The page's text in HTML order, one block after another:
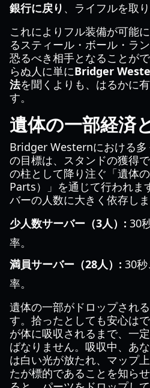
銀行に戻り 、ライフルを取り
これによりフル装備が可能
るスティール・ボール・ラ
恐るべき相手となることが
らぬ人に単にBridger
法を聞くよりも、はるかに
す。
遺体の一部経済
Bridger Westernにおける多
の目標は、スタンドの獲得
の柱として降り注ぐ「遺体
Parts）」を通じて行われま
バーの人数に大きく依存しま
少人数サーバー（3人）: 30
率。
満員サーバー（28人）: 30
率。
遺体の一部がドロップされ
す。拾ったとしても安心は
が体に吸収されるまで、一
ばなりません。吸収中、あ
は白い光が放たれ、マップ
たが標的であることを知ら